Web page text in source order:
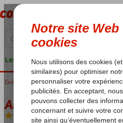
Les garanties de vacances
Grèce Samos Kambos Anastasia
Anastasia
Logement-Appartement